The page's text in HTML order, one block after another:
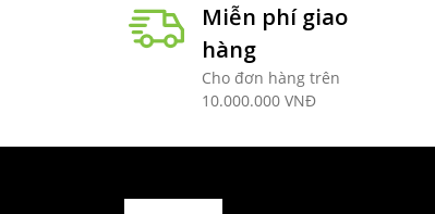
Miễn phí giao
hàng
Cho đơn hàng trên
10.000.000 VNĐ